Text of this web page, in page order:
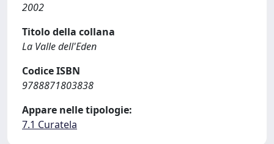
2002
Titolo della collana
La Valle dell'Eden
Codice ISBN
9788871803838
Appare nelle tipologie:
7.1 Curatela